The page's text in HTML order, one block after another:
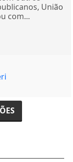
União
com...